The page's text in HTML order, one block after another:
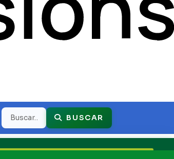
Buscar BUSCAR